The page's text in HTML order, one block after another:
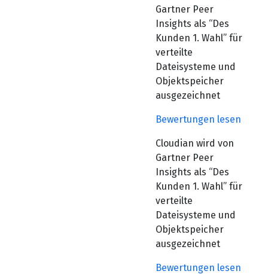
Gartner Peer
Insights als “Des
Kunden 1. Wahl” für
verteilte
Dateisysteme und
Objektspeicher
ausgezeichnet
Bewertungen lesen
Cloudian wird von
Gartner Peer
Insights als “Des
Kunden 1. Wahl” für
verteilte
Dateisysteme und
Objektspeicher
ausgezeichnet
Bewertungen lesen